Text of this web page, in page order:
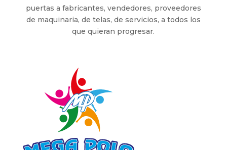
puertas a fabricantes, vendedores, proveedores
de maquinaria, de telas, de servicios, a todos los
que quieran progresar.